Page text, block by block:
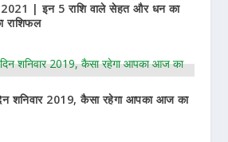
2021 | इन 5 राशि वाले सेहत और धन का
राशिफल
शनिवार 2019, कैसा रहेगा आपका आज का